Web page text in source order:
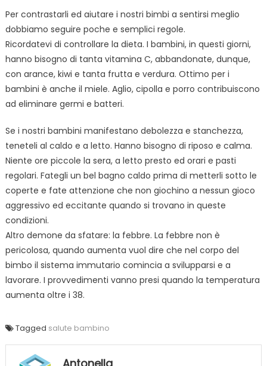
Per contrastarli ed aiutare i nostri bimbi a sentirsi meglio
dobbiamo seguire poche e semplici regole.
Ricordatevi di controllare la dieta. I bambini, in questi giorni,
hanno bisogno di tanta vitamina C, abbandonate, dunque,
con arance, kiwi e tanta frutta e verdura. Ottimo per i
bambini è anche il miele. Aglio, cipolla e porro contribuiscono
ad eliminare germi e batteri.
Se i nostri bambini manifestano debolezza e stanchezza,
teneteli al caldo e a letto. Hanno bisogno di riposo e calma.
Niente ore piccole la sera, a letto presto ed orari e pasti
regolari. Fategli un bel bagno caldo prima di metterli sotto le
coperte e fate attenzione che non giochino a nessun gioco
aggressivo ed eccitante quando si trovano in queste
condizioni.
Altro demone da sfatare: la febbre. La febbre non è
pericolosa, quando aumenta vuol dire che nel corpo del
bimbo il sistema immutario comincia a svilupparsi e a
lavorare. I provvedimenti vanno presi quando la temperatura
aumenta oltre i 38.
Tagged salute bambino